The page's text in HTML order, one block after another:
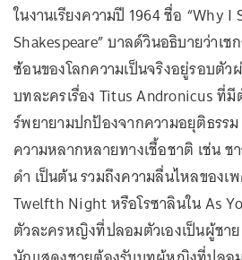
ในงานเรียงความปี 1964 ชื่อ “Why I
Shakespeare” บาลด์วินอธิบายว่าเ
ซ้อนของโลกความเป็นจริงอยู่รอบตั
บทละครเรื่อง Titus Andronicus ที่
ร์พยายามปกป้องจากความอยุติธรรม
ความหลากหลายทางเชื้อชาติ เช่น ช
ดำ เป็นต้น รวมถึงความลื่นไหลของเ
Twelfth Night หรือโรซาลินใน As
ตัวละครหญิงที่ปลอมตัวเองเป็นผู้ชา